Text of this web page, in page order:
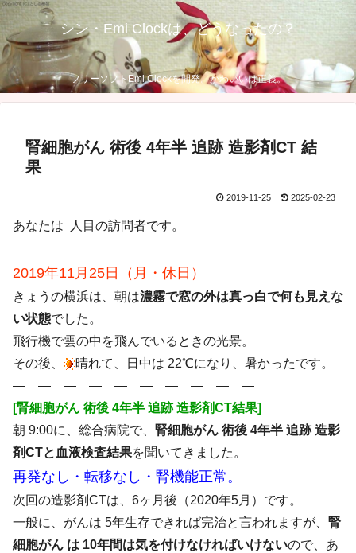
シン・Emi Clockは、どうなったの？
フリーソフトEmi Clockを開発。かわいいは正義。
腎細胞がん 術後 4年半 追跡 造影剤CT 結
果
2019-11-25 2025-02-23
あなたは 人目の訪問者です。
2019年11月25日（月・休日）
きょうの横浜は、朝は濃霧で窓の外は真っ白で何も見えな
い状態でした。
飛行機で雲の中を飛んでいるときの光景。
その後、
晴れて、日中は 22℃になり、暑かったです。
― ― ― ― ― ― ― ― ― ―
[腎細胞がん 術後 4年半 追跡 造影剤CT結果]
朝 9:00に、総合病院で、 腎細胞がん 術後 4年半 追跡 造影
剤CTと血液検査結果を聞いてきました。
再発なし・転移なし・腎機能正常。
次回の造影剤CTは、6ヶ月後（2020年5月）です。
一般に、がんは 5年生存できれば完治と言われますが、 腎
細胞がん は 10年間は気を付けなければいけないので、あ